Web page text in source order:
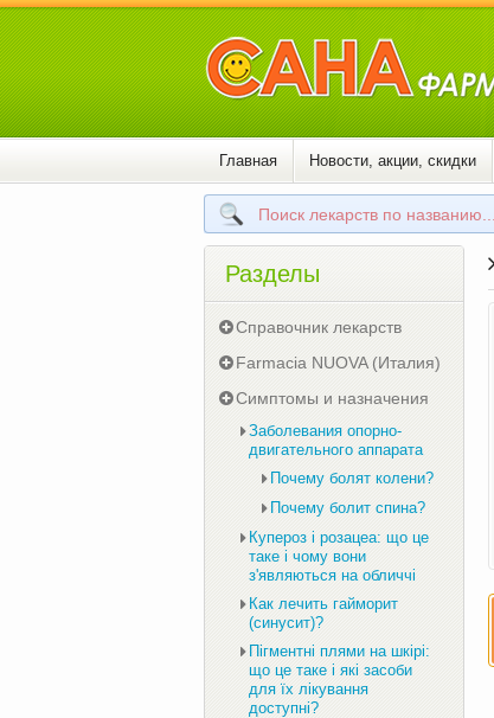
Главная Новости, акции, скидки
Разделы
Справочник лекарств
Farmacia NUOVA (Италия)
Симптомы и назначения
Заболевания опорно-
двигательного аппарата
Почему болят колени?
Почему болит спина?
Купероз і розацеа: що це
таке і чому вони
з'являються на обличчі
Как лечить гайморит
(синусит)?
Пігментні плями на шкірі:
що це таке і які засоби
для їх лікування
доступні?